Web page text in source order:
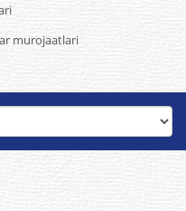
murojaatlari